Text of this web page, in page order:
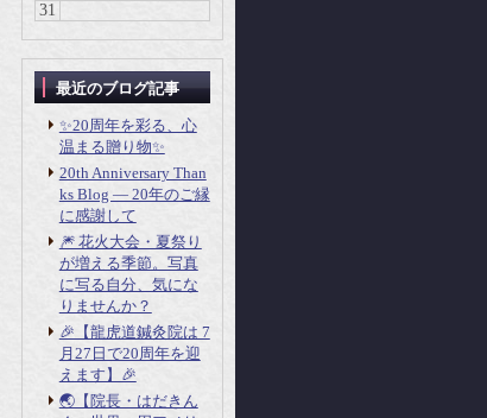
31
最近のブログ記事
✨20周年を彩る、心
温まる贈り物✨
20th Anniversary Than
ks Blog ― 20年のご縁
に感謝して
🎆 花火大会・夏祭り
が増える季節。写真
に写る自分、気にな
りませんか？
🎉【龍虎道鍼灸院は 7
月27日で20周年を迎
えます】🎉
🌏【院長・はだきん